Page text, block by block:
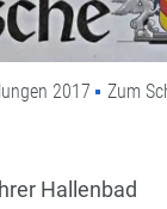
2017 Zum
Hallenbad